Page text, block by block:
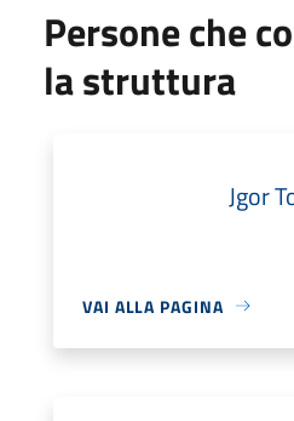
Persone che
la struttura
Jgor
VAI ALLA PAGINA